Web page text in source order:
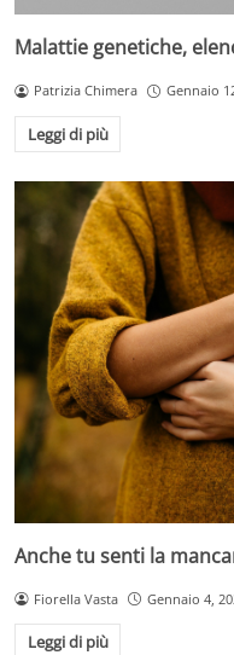
Malattie genetiche,
Patrizia Chimera Gennaio
Leggi di più
Anche tu senti la
Fiorella Vasta Gennaio 4,
Leggi di più